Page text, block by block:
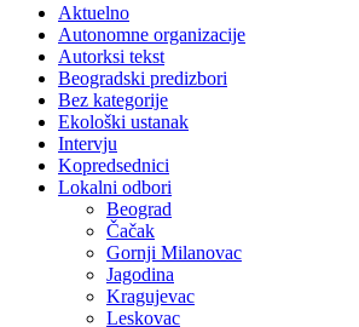
Aktuelno
Autonomne organizacije
Autorksi tekst
Beogradski predizbori
Bez kategorije
Ekološki ustanak
Intervju
Kopredsednici
Lokalni odbori
Beograd
Čačak
Gornji Milanovac
Jagodina
Kragujevac
Leskovac